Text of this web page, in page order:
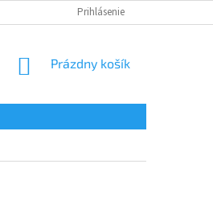
KONTAKTY
Prihlásenie
NÁKUPNÝ
Prázdny košík